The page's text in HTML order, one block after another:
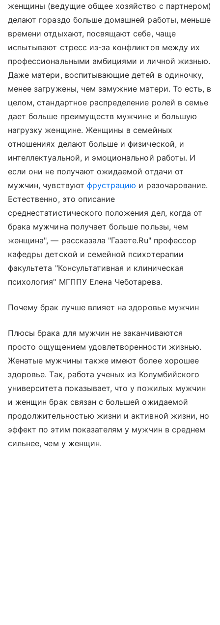
женщины (ведущие общее хозяйство с партнером)
делают гораздо больше домашней работы, меньше
времени отдыхают, посвящают себе, чаще
испытывают стресс из-за конфликтов между их
профессиональными амбициями и личной жизнью.
Даже матери, воспитывающие детей в одиночку,
менее загружены, чем замужние матери. То есть, в
целом, стандартное распределение ролей в семье
дает больше преимуществ мужчине и большую
нагрузку женщине. Женщины в семейных
отношениях делают больше и физической, и
интеллектуальной, и эмоциональной работы. И
если они не получают ожидаемой отдачи от
мужчин, чувствуют фрустрацию и разочарование.
Естественно, это описание
среднестатистического положения дел, когда от
брака мужчина получает больше пользы, чем
женщина", — рассказала "Газете.Ru" профессор
кафедры детской и семейной психотерапии
факультета "Консультативная и клиническая
психология" МГППУ Елена Чеботарева.
Почему брак лучше влияет на здоровье мужчин
Плюсы брака для мужчин не заканчиваются
просто ощущением удовлетворенности жизнью.
Женатые мужчины также имеют более хорошее
здоровье. Так, работа ученых из Колумбийского
университета показывает, что у пожилых мужчин
и женщин брак связан с большей ожидаемой
продолжительностью жизни и активной жизни, но
эффект по этим показателям у мужчин в среднем
сильнее, чем у женщин.